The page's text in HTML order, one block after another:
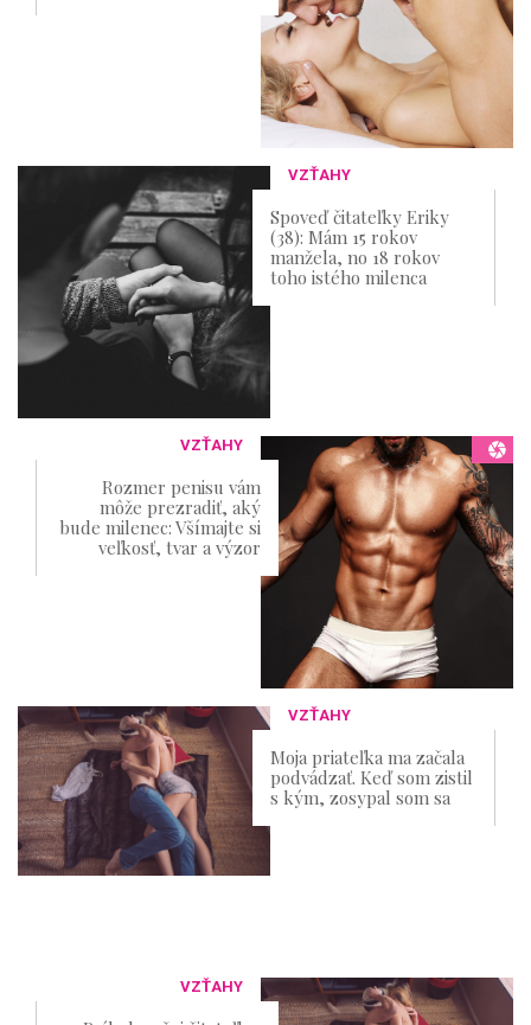
VZŤAHY
Spoveď čitateľky Eriky
(38): Mám 15 rokov
manžela, no 18 rokov
toho istého milenca
VZŤAHY
Rozmer penisu vám
môže prezradiť, aký
bude milenec: Všímajte si
veľkosť, tvar a výzor
VZŤAHY
Moja priateľka ma začala
podvádzať. Keď som zistil
s kým, zosypal som sa
VZŤAHY